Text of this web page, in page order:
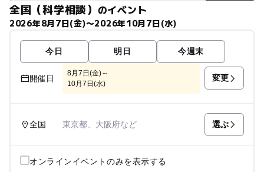
全国（科学相談） のイベント
2026年8月7日(金)〜2026年10月7日(水)
今日 明日 今週末
開催日
8月7日(金)～
10月7日(水)
変更
全国 東京都、大阪府など 選ぶ
オンラインイベントのみを表示する